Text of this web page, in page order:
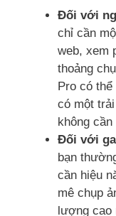
Đối với
chỉ cần
web, xem
thoảng
Pro có
có một
không
Đối với
bạn
cần hiệu
mê chụp
lượng cao